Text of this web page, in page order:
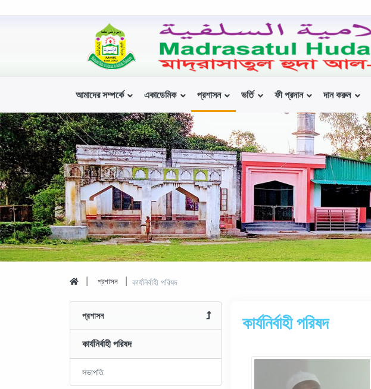
আমাদের সম্পর্কে একাডেমিক প্রশাসন ভর্তি ফী প্রদান দান করুন
প্রশাসন কার্যনির্বাহী পরিষদ
প্রশাসন
কার্যনির্বাহী পরিষদ
সভাপতি
কার্যনির্বাহী পরিষদ